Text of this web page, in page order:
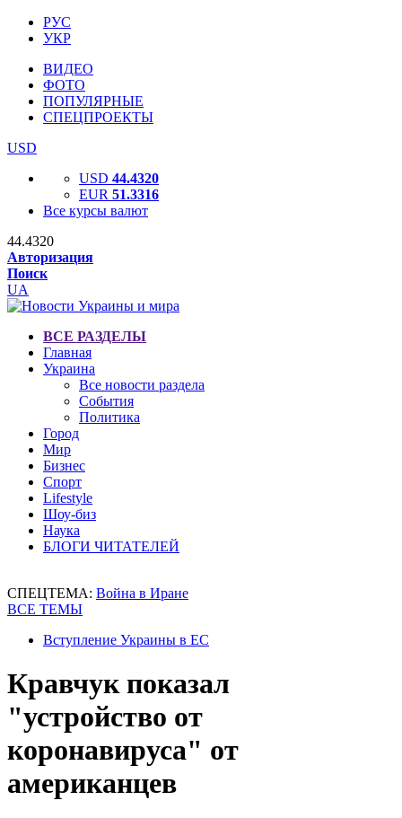
РУС
УКР
ВИДЕО
ФОТО
ПОПУЛЯРНЫЕ
СПЕЦПРОЕКТЫ
USD
USD 44.4320
EUR 51.3316
Все курсы валют
44.4320
Авторизация
Поиск
UA
ВСЕ РАЗДЕЛЫ
Главная
Украина
Все новости раздела
События
Политика
Город
Мир
Бизнес
Спорт
Lifestyle
Шоу-биз
Наука
БЛОГИ ЧИТАТЕЛЕЙ
СПЕЦТЕМА: Война в Иране
ВСЕ ТЕМЫ
Вступление Украины в ЕС
Кравчук показал
"устройство от
коронавируса" от
американцев